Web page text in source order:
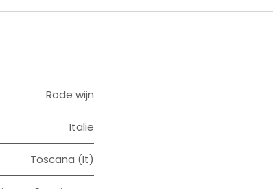
Rode wijn
Italie
Toscana (It)